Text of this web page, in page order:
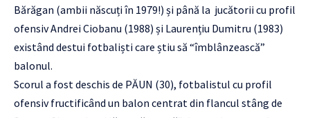
Bărăgan (ambii născuți în 1979!) și până la jucătorii cu profil
ofensiv Andrei Ciobanu (1988) și Laurențiu Dumitru (1983)
existând destui fotbaliști care știu să “îmblânzească”
balonul.
Scorul a fost deschis de PĂUN (30), fotbalistul cu profil
ofensiv fructificând un balon centrat din flancul stâng de